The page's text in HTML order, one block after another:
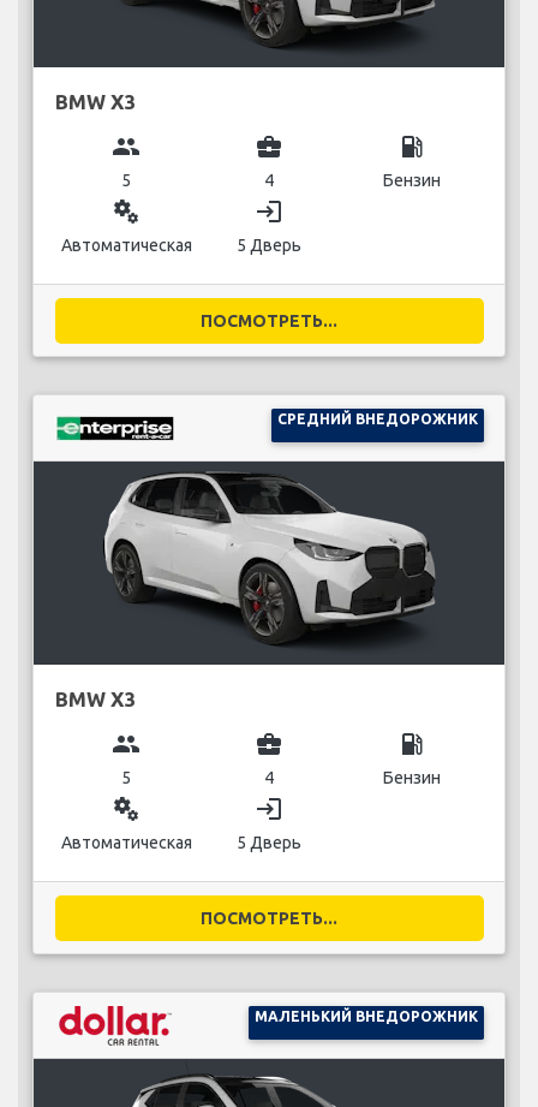
BMW X3
group
5
business_center
4
local_gas_station
Бензин
miscellaneous_services
Автоматическая
login
5 Дверь
ПОСМОТРЕТЬ...
СРЕДНИЙ ВНЕДОРОЖНИК
BMW X3
group
5
business_center
4
local_gas_station
Бензин
miscellaneous_services
Автоматическая
login
5 Дверь
ПОСМОТРЕТЬ...
МАЛЕНЬКИЙ ВНЕДОРОЖНИК